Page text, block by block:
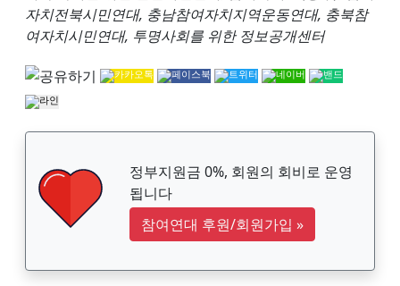
자치전북시민연대, 충남참여자치지역운동연대, 충북참
여자치시민연대, 투명사회를 위한 정보공개센터
정부지원금 0%, 회원의 회비로 운영
됩니다
참여연대 후원/회원가입 »